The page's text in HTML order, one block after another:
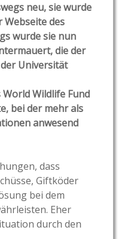
neu, sie wurde
Webseite des
wurde sie nun
die der
Universität
Wildlife Fund
bei der mehr als
anwesend
dass
Giftköder
bei dem
Eher
durch den